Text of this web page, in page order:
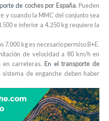
de coches por España. Pueden
y cuando la MMC del conjunto sea
e inferior a 4.250 kg requiere la
7.000 kg es necesario permiso B+E.
de velocidad a 80 km/h en
en carreteras.En eltransporte de
de enganche deben haber